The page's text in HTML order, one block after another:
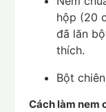
hộp (20
đã lăn
thích.
Bột
Cách làm nem